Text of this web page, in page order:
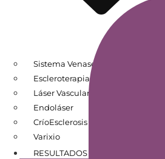
Sistema Venaseal
Escleroterapia
Láser Vascular
Endoláser
CríoEsclerosis
Varixio
RESULTADOS DE PACIENTES